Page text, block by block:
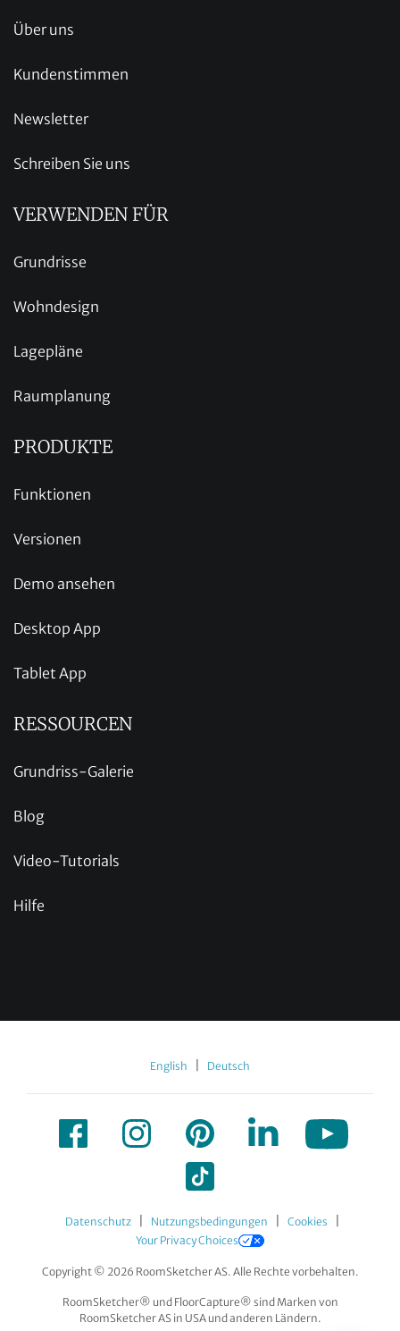
Über uns
Kundenstimmen
Newsletter
Schreiben Sie uns
VERWENDEN FÜR
Grundrisse
Wohndesign
Lagepläne
Raumplanung
PRODUKTE
Funktionen
Versionen
Demo ansehen
Desktop App
Tablet App
RESSOURCEN
Grundriss-Galerie
Blog
Video-Tutorials
Hilfe
English Deutsch
Datenschutz Nutzungsbedingungen Cookies
Your Privacy Choices
Copyright © 2026 RoomSketcher AS. Alle Rechte vorbehalten.
RoomSketcher® und FloorCapture® sind Marken von
RoomSketcher AS in USA und anderen Ländern.